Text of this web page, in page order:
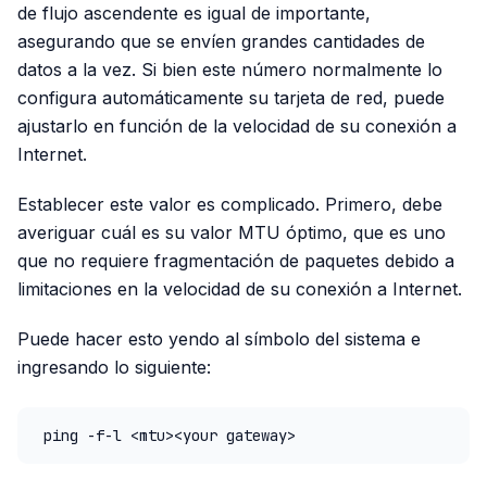
de flujo ascendente es igual de importante,
asegurando que se envíen grandes cantidades de
datos a la vez. Si bien este número normalmente lo
configura automáticamente su tarjeta de red, puede
ajustarlo en función de la velocidad de su conexión a
Internet.
Establecer este valor es complicado. Primero, debe
averiguar cuál es su valor MTU óptimo, que es uno
que no requiere fragmentación de paquetes debido a
limitaciones en la velocidad de su conexión a Internet.
Puede hacer esto yendo al símbolo del sistema e
ingresando lo siguiente:
ping -f-l <mtu><your gateway>